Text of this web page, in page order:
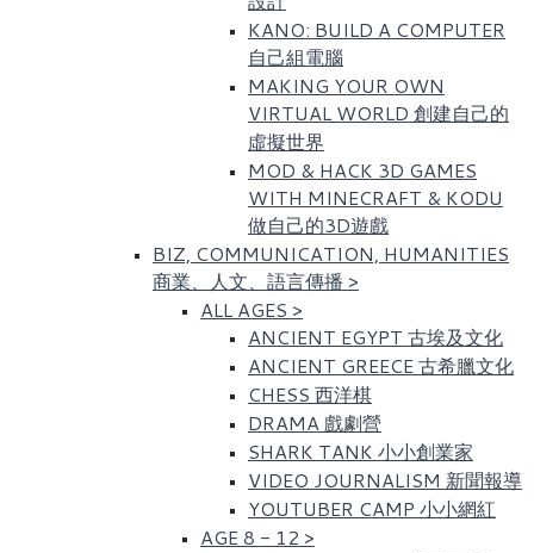
KANO: BUILD A COMPUTER
自己組電腦
MAKING YOUR OWN
VIRTUAL WORLD 創建自己的
虛擬世界
MOD & HACK 3D GAMES
WITH MINECRAFT & KODU
做自己的3D遊戲
BIZ, COMMUNICATION, HUMANITIES
商業、人文、語言傳播 >
ALL AGES >
ANCIENT EGYPT 古埃及文化​
ANCIENT GREECE 古希臘文化
CHESS 西洋棋
DRAMA 戲劇營
SHARK TANK 小小創業家
VIDEO JOURNALISM 新聞報導
YOUTUBER CAMP 小小網紅
AGE 8 - 12 >